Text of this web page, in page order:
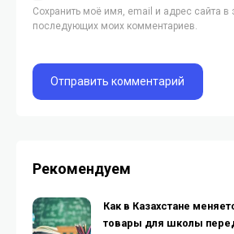
Сохранить моё имя, email и адрес сайта в
последующих моих комментариев.
Рекомендуем
Как в Казахстане
товары для школы